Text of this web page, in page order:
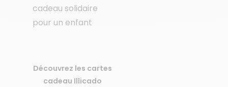
cadeau solidaire
pour un enfant
Découvrez les cartes
cadeau Illicado